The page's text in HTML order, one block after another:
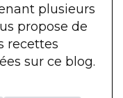
plusieurs
propose de
recettes
sur ce blog.